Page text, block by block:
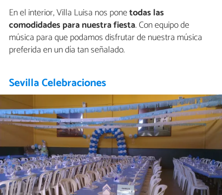
En el interior, Villa Luisa nos ponetodas las
comodidades para nuestra fiesta. Con equipo de
música para que podamos disfrutar de nuestra música
preferida en un día tan señalado.
Sevilla Celebraciones